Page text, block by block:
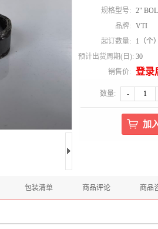
规格型号:
2"
品牌:
VTI
起订数量:
1（个）
预计出货周期(日): 30
销售价:
登录
数量: -
包装清单 商品评论 商品